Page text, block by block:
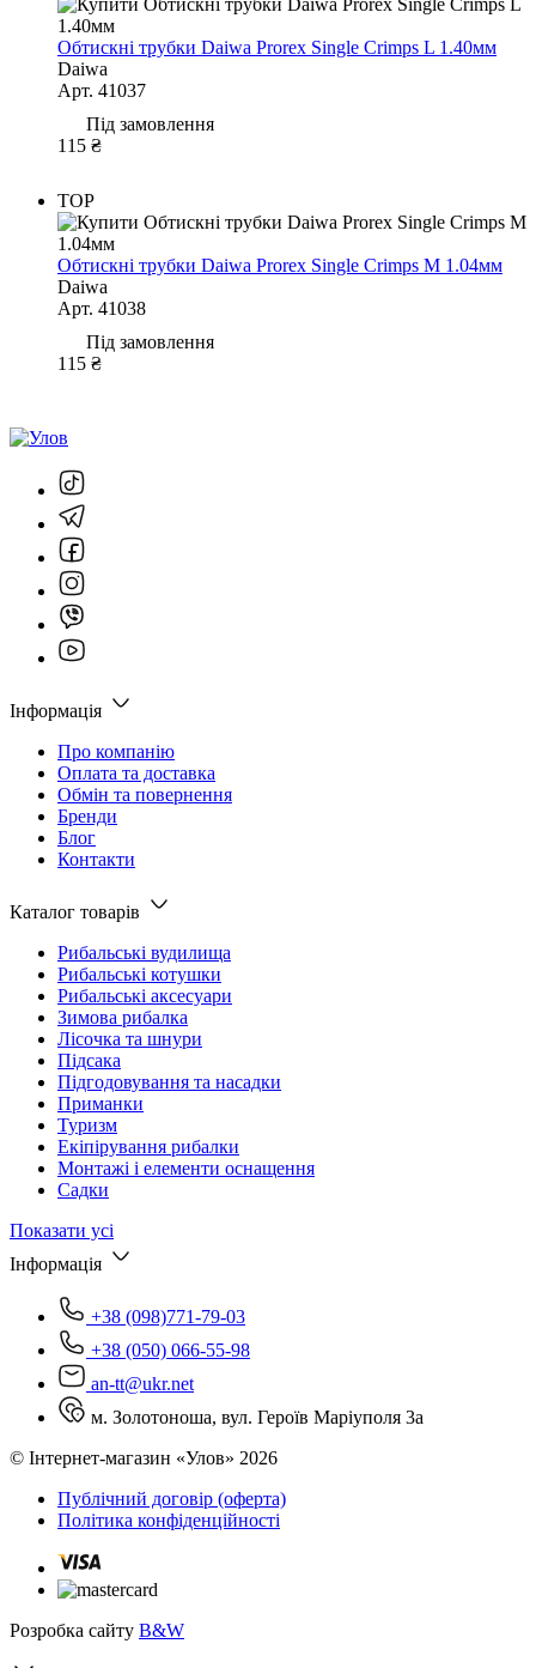
Обтискні трубки Daiwa Prorex Single Crimps L 1.40мм
Daiwa
Арт. 41037
Під замовлення
115 ₴
TOP
Обтискні трубки Daiwa Prorex Single Crimps M 1.04мм
Daiwa
Арт. 41038
Під замовлення
115 ₴
Інформація
Про компанію
Оплата та доставка
Обмін та повернення
Бренди
Блог
Контакти
Каталог товарів
Рибальські вудилища
Рибальські котушки
Рибальські аксесуари
Зимова рибалка
Лісочка та шнури
Підсака
Підгодовування та насадки
Приманки
Туризм
Екіпірування рибалки
Монтажі і елементи оснащення
Садки
Показати усі
Інформація
+38 (098)771-79-03
+38 (050) 066-55-98
an-tt@ukr.net
м. Золотоноша, вул. Героїв Маріуполя 3а
© Інтернет-магазин «Улов» 2026
Публічний договір (оферта)
Політика конфіденційності
Розробка сайту B&W